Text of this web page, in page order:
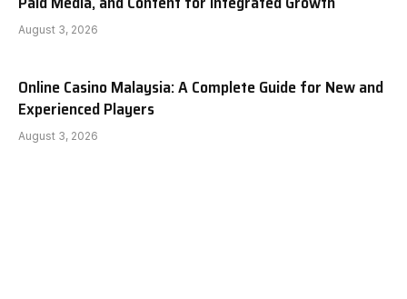
August 3, 2026
Online Casino Malaysia: A Complete Guide for New and
Experienced Players
August 3, 2026